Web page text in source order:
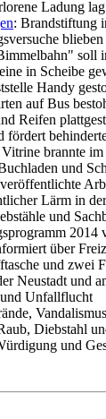
Ladung
: Brandstiftung
soll
in Scheibe
Handy
auf Bus
Reifen
fördert
Vitrine brannte
und
Lärm in
und
2014
über
und zwei
Neustadt und
Unfallflucht
Diebstahl
und